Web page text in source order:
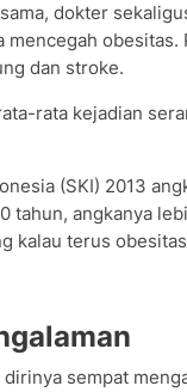
dokter
dan stroke.
rata kejadian
(SKI) 2013
tahun, angkanya
kalau terus
sempat